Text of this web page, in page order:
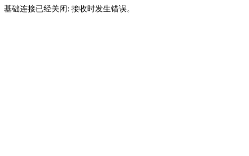
基础连接已经关闭: 接收时发生错误。